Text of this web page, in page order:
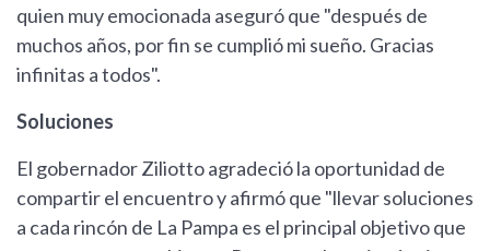
quien muy emocionada aseguró que "después de
muchos años, por fin se cumplió mi sueño. Gracias
infinitas a todos".
Soluciones
El gobernador Ziliotto agradeció la oportunidad de
compartir el encuentro y afirmó que "llevar soluciones
a cada rincón de La Pampa es el principal objetivo que